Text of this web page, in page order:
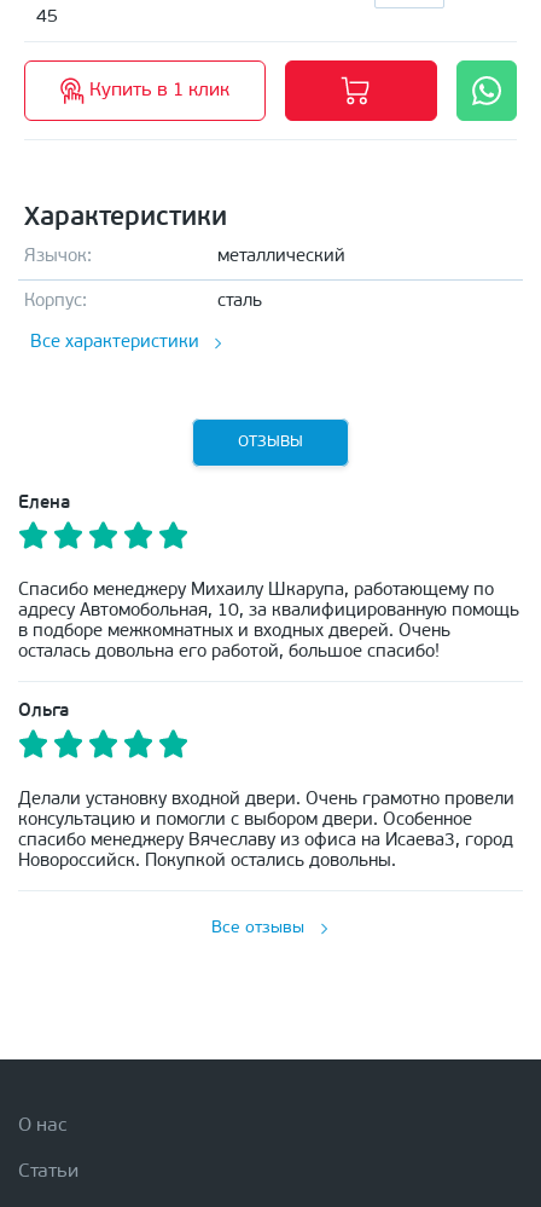
45
Купить в 1 клик
Характеристики
Язычок: металлический
Корпус: сталь
Все характеристики
ОТЗЫВЫ
Елена
Спасибо менеджеру Михаилу Шкарупа, работающему по
адресу Автомобольная, 10, за квалифицированную помощь
в подборе межкомнатных и входных дверей. Очень
осталась довольна его работой, большое спасибо!
Ольга
Делали установку входной двери. Очень грамотно провели
консультацию и помогли с выбором двери. Особенное
спасибо менеджеру Вячеславу из офиса на Исаева3, город
Новороссийск. Покупкой остались довольны.
Все отзывы
О нас
Статьи